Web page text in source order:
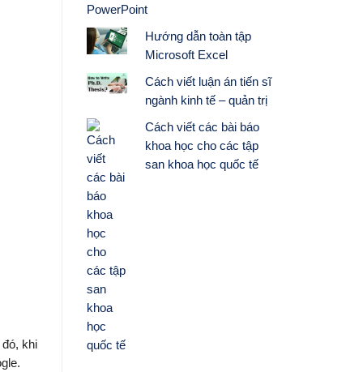
khi
Hướng dẫn toàn tập
Microsoft Excel
Cách viết luận án tiến sĩ
ngành kinh tế – quản trị
Cách viết các bài báo
khoa học cho các tập
san khoa học quốc tế